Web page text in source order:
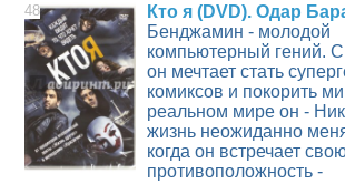
48
Кто я (DVD). Одар
Бенджамин - молодой
компьютерный гений. С
он мечтает стать
комиксов и покорить
реальном мире он -
жизнь неожиданно
когда он встречает
противоположность -